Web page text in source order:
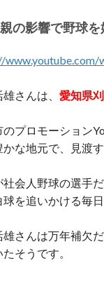
の影響で野球を
www.youtube.com/
さんは、 愛知県
のプロモーション
かな地元で、見渡
社会人野球の選手
球を追いかける毎日
雄さんは万年補欠
そうです。